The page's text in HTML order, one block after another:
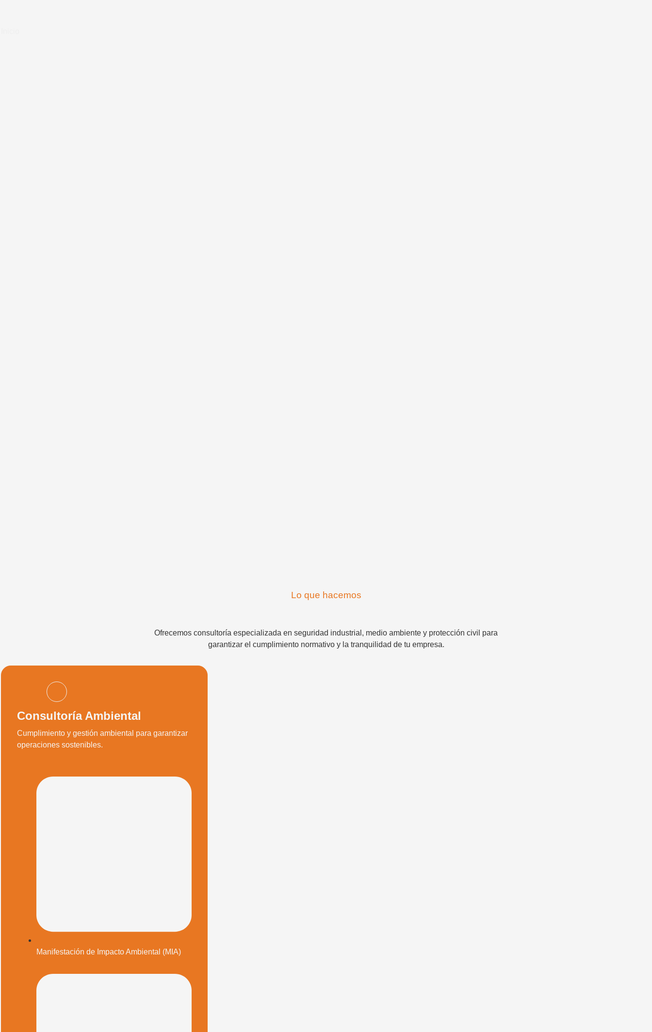
Lo que hacemos
Ofrecemos consultoría especializada en seguridad industrial, medio ambiente y protección civil para
garantizar el cumplimiento normativo y la tranquilidad de tu empresa.
Consultoría Ambiental
Cumplimiento y gestión ambiental para garantizar
operaciones sostenibles.
Manifestación de Impacto Ambiental (MIA)